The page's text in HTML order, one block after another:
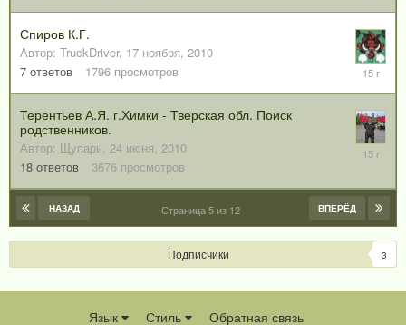
2010
Спиров К.Г.
Автор: TruckDriver, 17 ноября, 2010
7 ответов 1796 просмотров
26
2010
Терентьев А.Я. г.Химки - Тверская обл. Поиск
родственников.
Автор: Щупарь, 24 июня, 2010
18 ответов 3676 просмотров
18
НАЗАД ВПЕРЁД
Страница 5 из 12
Подписчики 3
Язык Стиль Обратная связь